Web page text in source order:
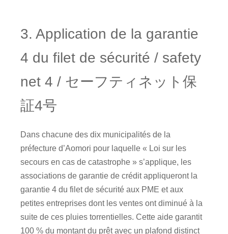
3. Application de la garantie
4 du filet de sécurité / safety
net 4 / セーフティネット保
証4号
Dans chacune des dix municipalités de la
préfecture d’Aomori pour laquelle « Loi sur les
secours en cas de catastrophe » s’applique, les
associations de garantie de crédit appliqueront la
garantie 4 du filet de sécurité aux PME et aux
petites entreprises dont les ventes ont diminué à la
suite de ces pluies torrentielles. Cette aide garantit
100 % du montant du prêt avec un plafond distinct